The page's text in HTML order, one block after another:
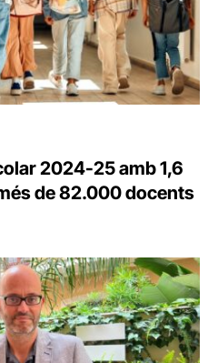
2024-25 amb 1,6
de 82.000 docents